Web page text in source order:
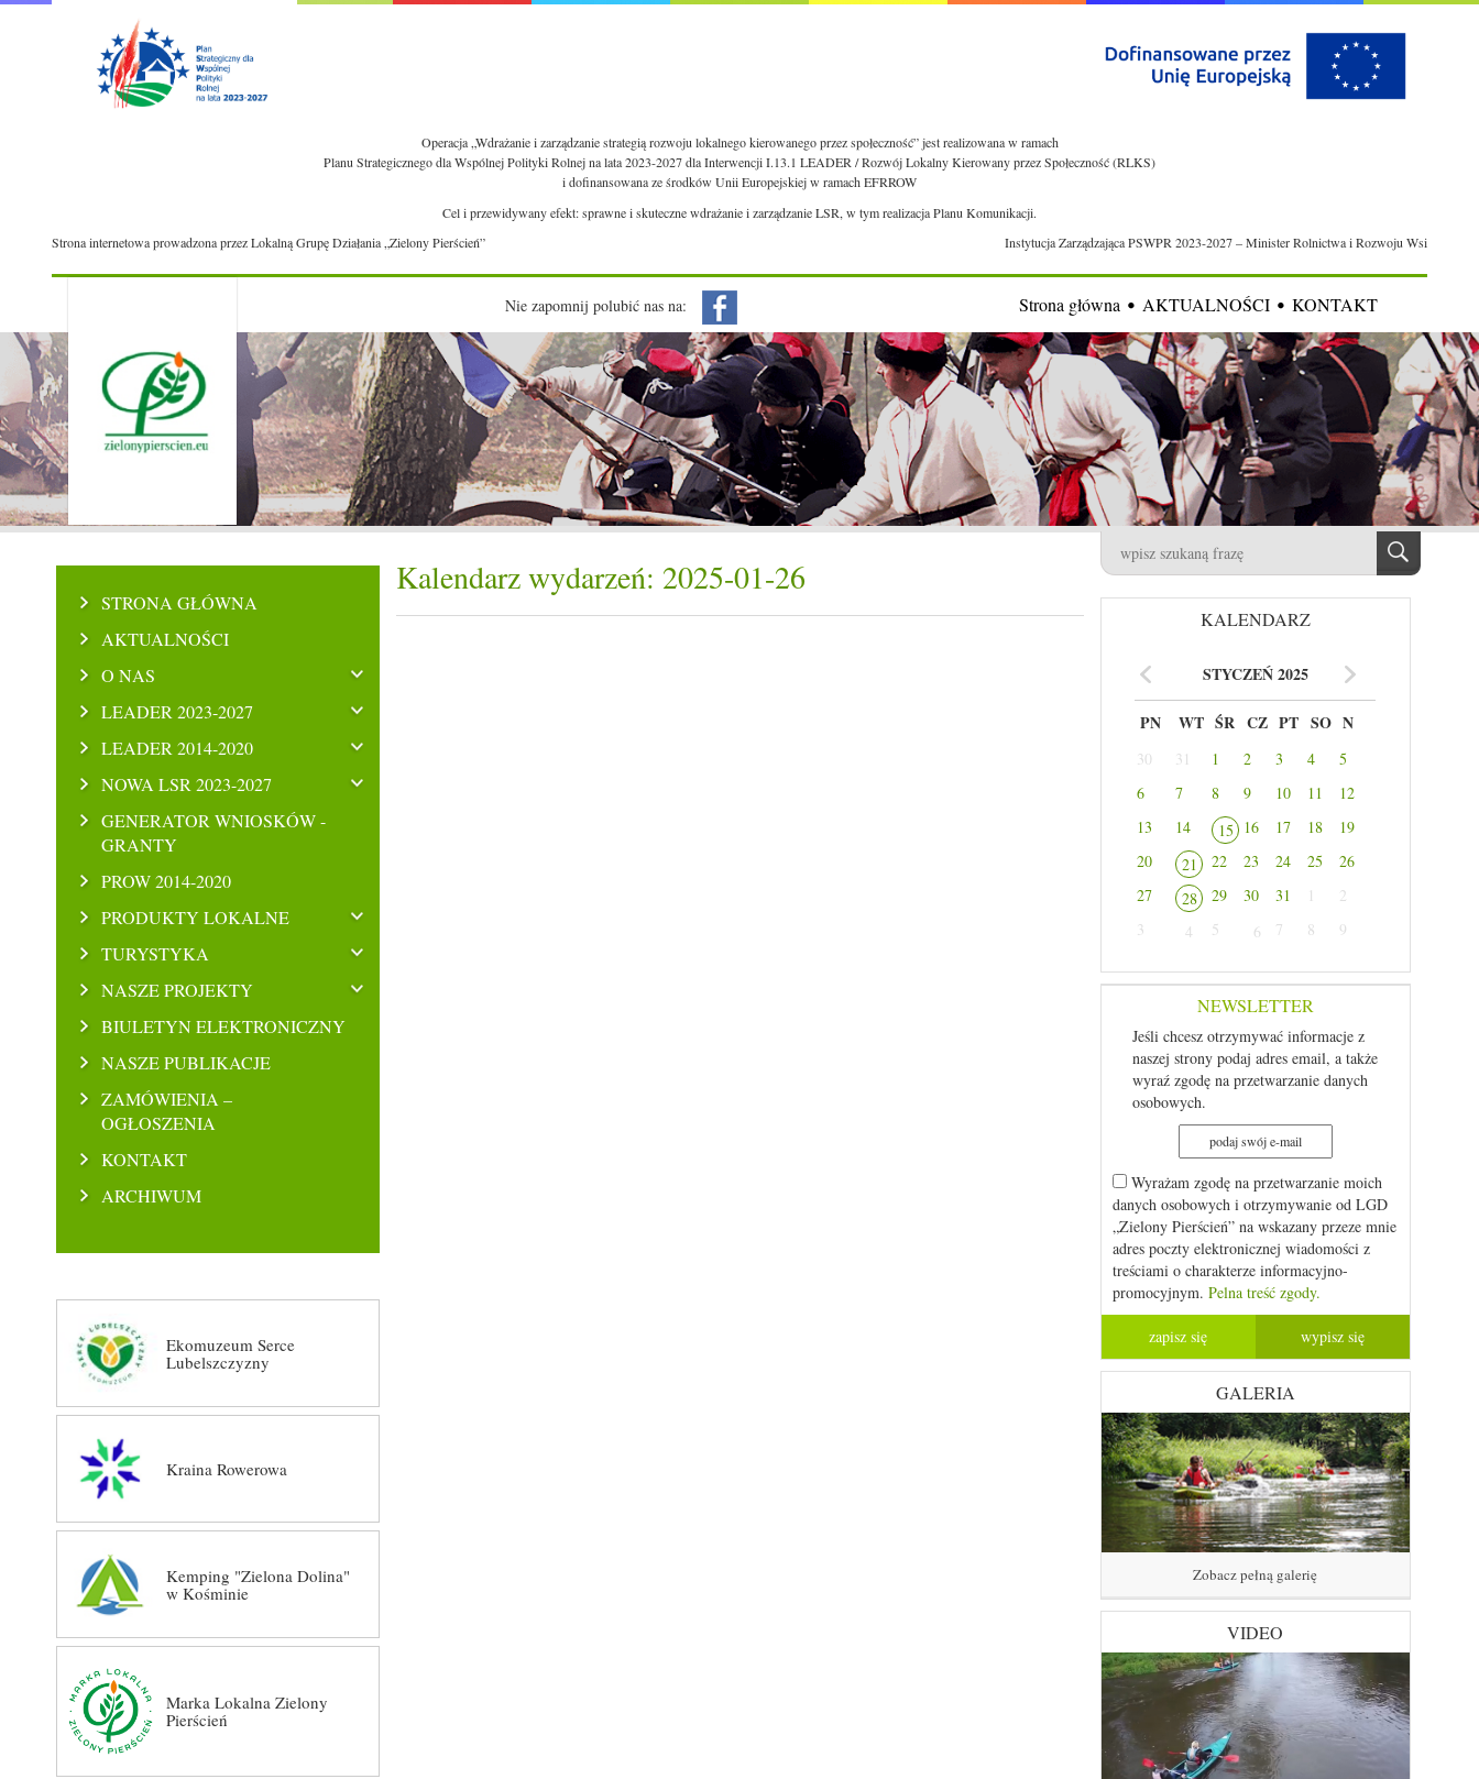
Operacja „Wdrażanie i zarządzanie strategią rozwoju lokalnego kierowanego przez społeczność” jest realizowana w ramach
Planu Strategicznego dla Wspólnej Polityki Rolnej na lata 2023-2027 dla Interwencji I.13.1 LEADER / Rozwój Lokalny Kierowany przez Społeczność (RLKS)
i dofinansowana ze środków Unii Europejskiej w ramach EFRROW
Cel i przewidywany efekt: sprawne i skuteczne wdrażanie i zarządzanie LSR, w tym realizacja Planu Komunikacji.
Strona internetowa prowadzona przez Lokalną Grupę Działania „Zielony Pierścień”
Instytucja Zarządzająca PSWPR 2023-2027 – Minister Rolnictwa i Rozwoju Wsi
Nie zapomnij polubić nas na: Strona główna AKTUALNOŚCI KONTAKT
STRONA GŁÓWNA
AKTUALNOŚCI
O NAS
LEADER 2023-2027
LEADER 2014-2020
NOWA LSR 2023-2027
GENERATOR WNIOSKÓW -
GRANTY
PROW 2014-2020
PRODUKTY LOKALNE
TURYSTYKA
NASZE PROJEKTY
BIULETYN ELEKTRONICZNY
NASZE PUBLIKACJE
ZAMÓWIENIA –
OGŁOSZENIA
KONTAKT
ARCHIWUM
Ekomuzeum Serce
Lubelszczyzny
Kraina Rowerowa
Kemping "Zielona Dolina"
w Kośminie
Marka Lokalna Zielony
Pierścień
Kalendarz wydarzeń: 2025-01-26
KALENDARZ
STYCZEŃ 2025
PN WT ŚR CZ PT SO N
30 31 1 2 3 4
5
6
7 8 9 10 11
12
13
14 15 16 17 18
19
20
21 22 23 24 25
26
27
28 29 30 31 1
2
3
4 5 6 7 8 9
NEWSLETTER
Jeśli chcesz otrzymywać informacje z
naszej strony podaj adres email, a także
wyraź zgodę na przetwarzanie danych
osobowych.
Wyrażam zgodę na przetwarzanie moich
danych osobowych i otrzymywanie od LGD
„Zielony Pierścień” na wskazany przeze mnie
adres poczty elektronicznej wiadomości z
treściami o charakterze informacyjno-
promocyjnym. Pelna treść zgody.
GALERIA
Zobacz pełną galerię
VIDEO